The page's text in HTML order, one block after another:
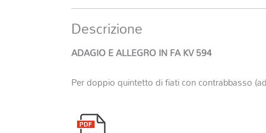
Descrizione
ADAGIO E ALLEGRO IN FA KV 594
Per doppio quintetto di fiati con contrabbasso